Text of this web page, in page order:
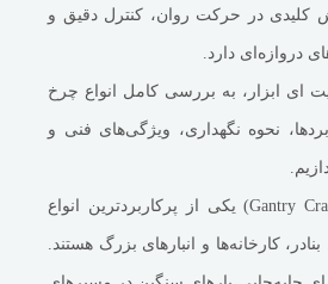
آلیاژی یا چدن داکتیل ساخته می‌شود تا مقاومت
باشند.
در چرخش محور، بلبرینگ‌های دقیق صنعتی
کلیدی در حرکت روان، کنترل دقیق و
دروازه‌ای دارد.
ای ابزار، به بررسی کامل انواع چرخ
نحوه نگهداری، ویژگی‌های فنی و
(Gantry Cranes) یکی از پرکاربردترین انواع
کارخانه‌ها و انبارهای بزرگ هستند.